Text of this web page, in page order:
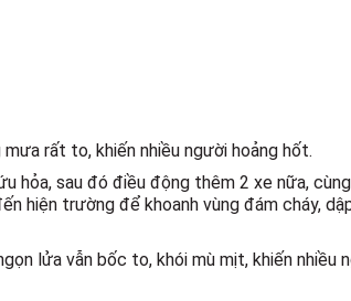
mưa rất to, khiến nhiều người hoảng hốt.
hỏa, sau đó điều động thêm 2 xe nữa,
hiện trường để khoanh vùng đám cháy,
lửa vẫn bốc to, khói mù mịt, khiến nhiều